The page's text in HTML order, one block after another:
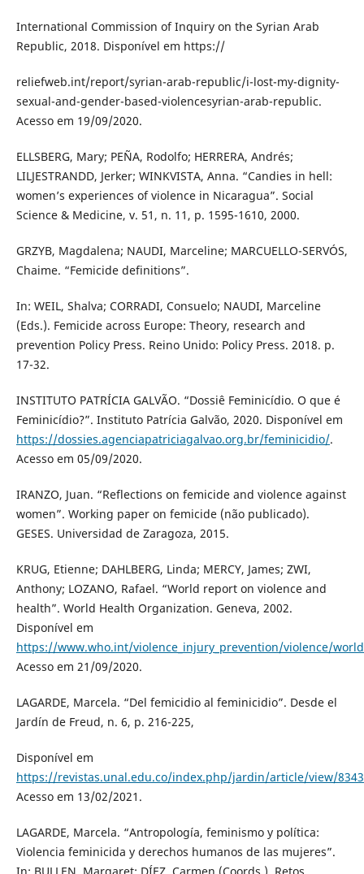
International Commission of Inquiry on the Syrian Arab
Republic, 2018. Disponível em https://
reliefweb.int/report/syrian-arab-republic/i-lost-my-dignity-
sexual-and-gender-based-violencesyrian-arab-republic.
Acesso em 19/09/2020.
ELLSBERG, Mary; PEÑA, Rodolfo; HERRERA, Andrés;
LILJESTRANDD, Jerker; WINKVISTA, Anna. “Candies in hell:
women’s experiences of violence in Nicaragua”. Social
Science & Medicine, v. 51, n. 11, p. 1595-1610, 2000.
GRZYB, Magdalena; NAUDI, Marceline; MARCUELLO-SERVÓS,
Chaime. “Femicide definitions”.
In: WEIL, Shalva; CORRADI, Consuelo; NAUDI, Marceline
(Eds.). Femicide across Europe: Theory, research and
prevention Policy Press. Reino Unido: Policy Press. 2018. p.
17-32.
INSTITUTO PATRÍCIA GALVÃO. “Dossiê Feminicídio. O que é
Feminicídio?”. Instituto Patrícia Galvão, 2020. Disponível em
https://dossies.agenciapatriciagalvao.org.br/feminicidio/.
Acesso em 05/09/2020.
IRANZO, Juan. “Reflections on femicide and violence against
women”. Working paper on femicide (não publicado).
GESES. Universidad de Zaragoza, 2015.
KRUG, Etienne; DAHLBERG, Linda; MERCY, James; ZWI,
Anthony; LOZANO, Rafael. “World report on violence and
health”. World Health Organization. Geneva, 2002.
Disponível em
https://www.who.int/violence_injury_prevention/violence/
Acesso em 21/09/2020.
LAGARDE, Marcela. “Del femicidio al feminicidio”. Desde el
Jardín de Freud, n. 6, p. 216-225,
Disponível em
https://revistas.unal.edu.co/index.php/jardin/article/view/8343
Acesso em 13/02/2021.
LAGARDE, Marcela. “Antropología, feminismo y política:
Violencia feminicida y derechos humanos de las mujeres”.